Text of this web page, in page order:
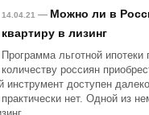
14.04.21 — Можно ли в
квартиру в лизинг
Программа льготной
количеству россиян
доступен
нет. Одной из